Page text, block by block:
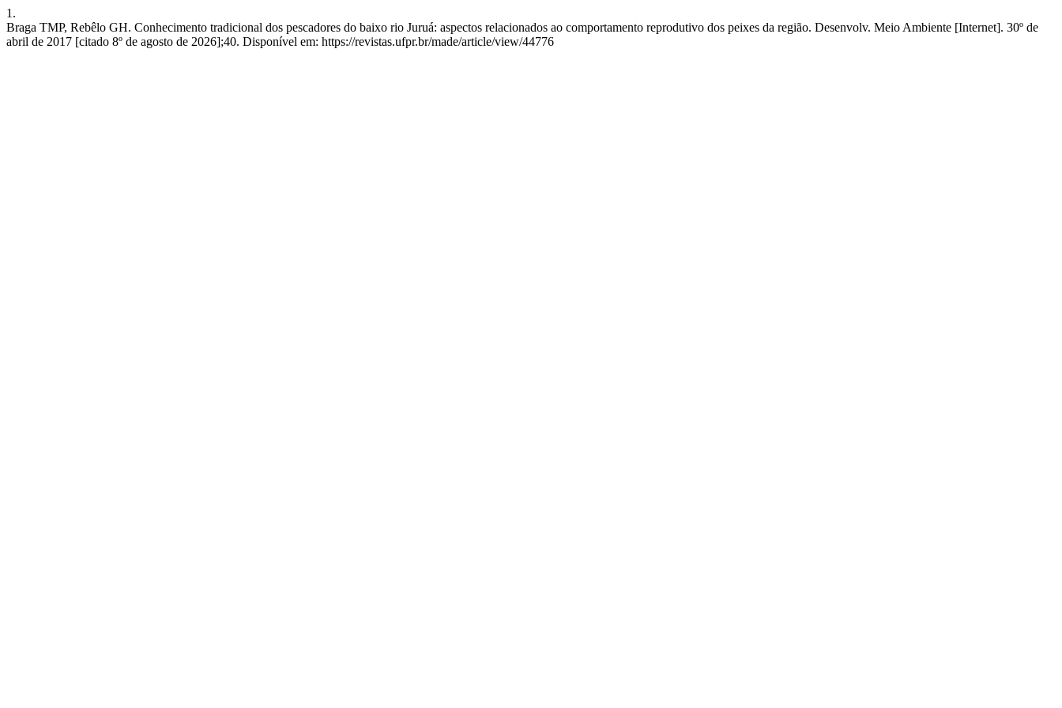
1.
Braga TMP, Rebêlo GH. Conhecimento tradicional dos pescadores do baixo rio Juruá: aspectos relacionados ao comportamento reprodutivo dos peixes da região. Desenvolv. Meio Ambiente [Internet]. 30º de
abril de 2017 [citado 8º de agosto de 2026];40. Disponível em: https://revistas.ufpr.br/made/article/view/44776